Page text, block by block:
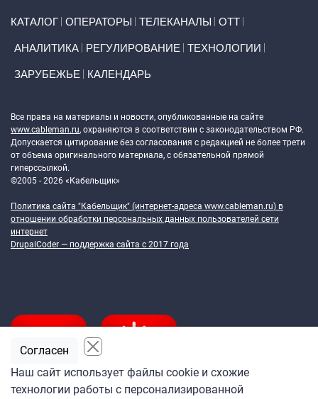
КАТАЛОГ ОПЕРАТОРЫ ТЕЛЕКАНАЛЫ ОТТ
АНАЛИТИКА РЕГУЛИРОВАНИЕ ТЕХНОЛОГИИ
ЗАРУБЕЖЬЕ КАЛЕНДАРЬ
Все права на материалы и новости, опубликованные на сайте
www.cableman.ru, охраняются в соответствии с законодательством РФ.
Допускается цитирование без согласования с редакцией не более трети
от объема оригинального материала, с обязательной прямой
гиперссылкой.
©2005 - 2026 «Кабельщик»
Политика сайта "Кабельщик" (интернет-адреса www.cableman.ru) в
отношении обработки персональных данных пользователей сети
интернет
DrupalCoder — поддержка сайта c 2017 года
Наш сайт использует файлы cookie и схожие
технологии работы с персонализированной
Согласен